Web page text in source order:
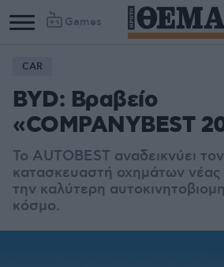
Games
CAR
BYD: Βραβείο
«COMPANYBEST
Το AUTOBEST αναδεικνύει
κατασκευαστή οχημάτων νέας
την καλύτερη
κόσμο.